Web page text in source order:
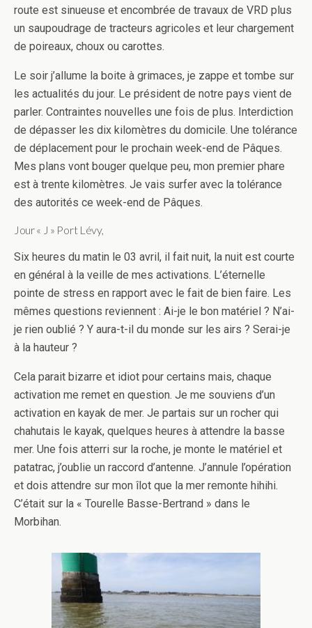
route est sinueuse et encombrée de travaux de VRD plus
un saupoudrage de tracteurs agricoles et leur chargement
de poireaux, choux ou carottes.
Le soir j’allume la boite à grimaces, je zappe et tombe sur
les actualités du jour. Le président de notre pays vient de
parler. Contraintes nouvelles une fois de plus. Interdiction
de dépasser les dix kilomètres du domicile. Une tolérance
de déplacement pour le prochain week-end de Pâques.
Mes plans vont bouger quelque peu, mon premier phare
est à trente kilomètres. Je vais surfer avec la tolérance
des autorités ce week-end de Pâques.
Jour « J » Port Lévy,
Six heures du matin le 03 avril, il fait nuit, la nuit est courte
en général à la veille de mes activations. L’éternelle
pointe de stress en rapport avec le fait de bien faire. Les
mêmes questions reviennent : Ai-je le bon matériel ? N’ai-
je rien oublié ? Y aura-t-il du monde sur les airs ? Serai-je
à la hauteur ?
Cela parait bizarre et idiot pour certains mais, chaque
activation me remet en question. Je me souviens d’un
activation en kayak de mer. Je partais sur un rocher qui
chahutais le kayak, quelques heures à attendre la basse
mer. Une fois atterri sur la roche, je monte le matériel et
patatrac, j’oublie un raccord d’antenne. J’annule l’opération
et dois attendre sur mon îlot que la mer remonte hihihi.
C’était sur la « Tourelle Basse-Bertrand » dans le
Morbihan.